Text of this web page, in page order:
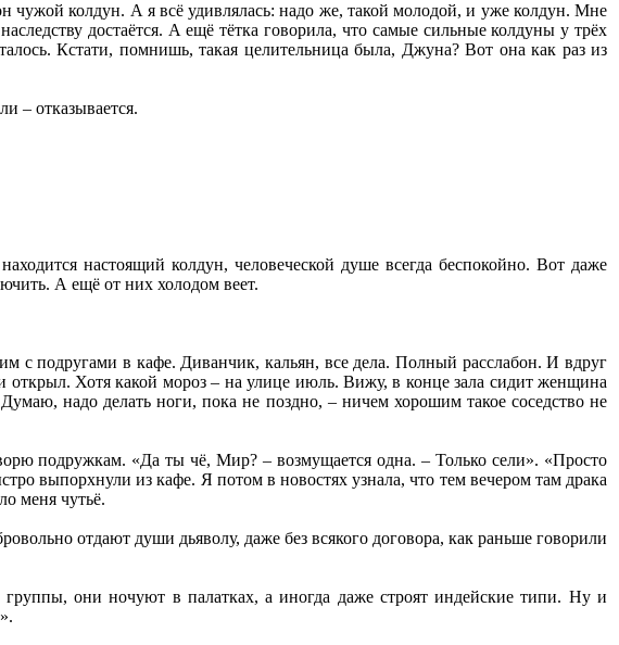
чужой колдун. А я всё удивлялась: надо же, такой молодой, и уже колдун. Мне
достаётся. А ещё тётка говорила, что самые сильные колдуны у трёх
Кстати, помнишь, такая целительница была, Джуна? Вот она как раз из
– отказывается.
настоящий колдун, человеческой душе всегда беспокойно. Вот даже
А ещё от них холодом веет.
с подругами в кафе. Диванчик, кальян, все дела. Полный расслабон. И вдруг
открыл. Хотя какой мороз – на улице июль. Вижу, в конце зала сидит женщина
надо делать ноги, пока не поздно, – ничем хорошим такое соседство не
подружкам. «Да ты чё, Мир? – возмущается одна. – Только сели». «Просто
выпорхнули из кафе. Я потом в новостях узнала, что тем вечером там драка
меня чутьё.
отдают души дьяволу, даже без всякого договора, как раньше говорили
они ночуют в палатках, а иногда даже строят индейские типи. Ну и